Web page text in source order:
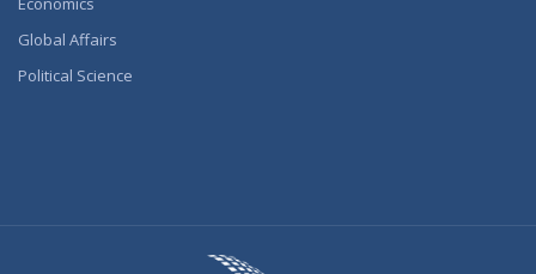
Global Affairs
Political Science